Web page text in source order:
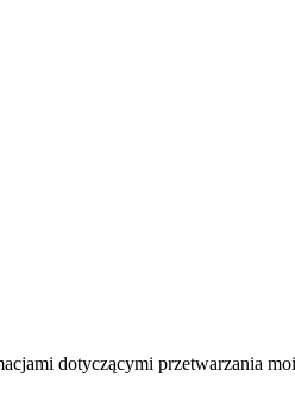
dotyczącymi przetwarzania